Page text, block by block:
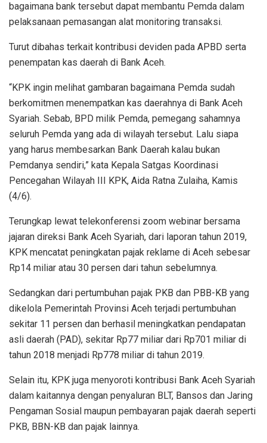
bagaimana bank tersebut dapat membantu Pemda dalam
pelaksanaan pemasangan alat monitoring transaksi.
Turut dibahas terkait kontribusi deviden pada APBD serta
penempatan kas daerah di Bank Aceh.
“KPK ingin melihat gambaran bagaimana Pemda sudah
berkomitmen menempatkan kas daerahnya di Bank Aceh
Syariah. Sebab, BPD milik Pemda, pemegang sahamnya
seluruh Pemda yang ada di wilayah tersebut. Lalu siapa
yang harus membesarkan Bank Daerah kalau bukan
Pemdanya sendiri,” kata Kepala Satgas Koordinasi
Pencegahan Wilayah III KPK, Aida Ratna Zulaiha, Kamis
(4/6).
Terungkap lewat telekonferensi zoom webinar bersama
jajaran direksi Bank Aceh Syariah, dari laporan tahun 2019,
KPK mencatat peningkatan pajak reklame di Aceh sebesar
Rp14 miliar atau 30 persen dari tahun sebelumnya.
Sedangkan dari pertumbuhan pajak PKB dan PBB-KB yang
dikelola Pemerintah Provinsi Aceh terjadi pertumbuhan
sekitar 11 persen dan berhasil meningkatkan pendapatan
asli daerah (PAD), sekitar Rp77 miliar dari Rp701 miliar di
tahun 2018 menjadi Rp778 miliar di tahun 2019.
Selain itu, KPK juga menyoroti kontribusi Bank Aceh Syariah
dalam kaitannya dengan penyaluran BLT, Bansos dan Jaring
Pengaman Sosial maupun pembayaran pajak daerah seperti
PKB, BBN-KB dan pajak lainnya.